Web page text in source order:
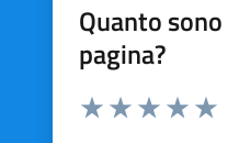
Quanto
pagina?